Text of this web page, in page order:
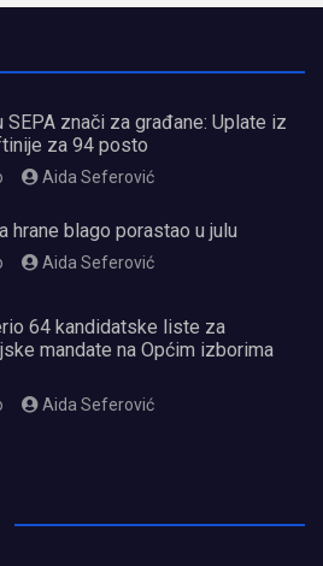
SEPA znači za građane: Uplate iz
za 94 posto
Aida Seferović
hrane blago porastao u julu
Aida Seferović
64 kandidatske liste za
mandate na Općim izborima
Aida Seferović